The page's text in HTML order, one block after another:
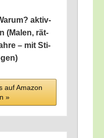
aktiv-
(Malen, rät­
– mit Sti­
auf Ama­zon
»